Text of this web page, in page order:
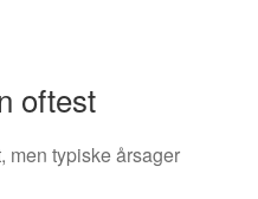
oftest
men typiske årsager